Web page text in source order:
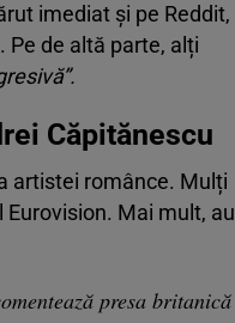
imediat și pe Reddit,
de altă parte, alți
Căpitănescu
artistei românce. Mulți
Mai mult, au
presa britanică